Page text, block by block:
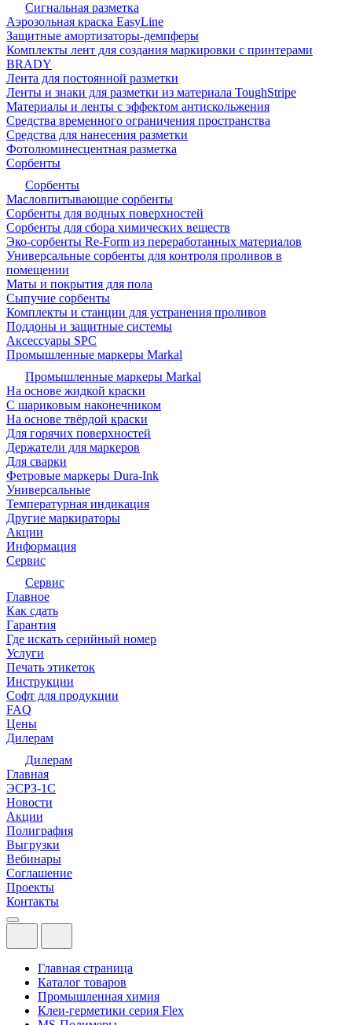
Сигнальная разметка
Аэрозольная краска EasyLine
Защитные амортизаторы-демпферы
Комплекты лент для создания маркировки с принтерами
BRADY
Лента для постоянной разметки
Ленты и знаки для разметки из материала ToughStripe
Материалы и ленты с эффектом антискольжения
Средства временного ограничения пространства
Средства для нанесения разметки
Фотолюминесцентная разметка
Сорбенты
Сорбенты
Масловпитывающие сорбенты
Сорбенты для водных поверхностей
Сорбенты для сбора химических веществ
Эко-сорбенты Re-Form из переработанных материалов
Универсальные сорбенты для контроля проливов в
помещении
Маты и покрытия для пола
Сыпучие сорбенты
Комплекты и станции для устранения проливов
Поддоны и защитные системы
Аксессуары SPC
Промышленные маркеры Markal
Промышленные маркеры Markal
На основе жидкой краски
С шариковым наконечником
На основе твёрдой краски
Для горячих поверхностей
Держатели для маркеров
Для сварки
Фетровые маркеры Dura-Ink
Универсальные
Температурная индикация
Другие маркираторы
Акции
Информация
Сервис
Сервис
Главное
Как сдать
Гарантия
Где искать серийный номер
Услуги
Печать этикеток
Инструкции
Софт для продукции
FAQ
Цены
Дилерам
Дилерам
Главная
ЭСРЗ-1С
Новости
Акции
Полиграфия
Выгрузки
Вебинары
Соглашение
Проекты
Контакты
Главная страница
Каталог товаров
Промышленная химия
Клеи-герметики серия Flex